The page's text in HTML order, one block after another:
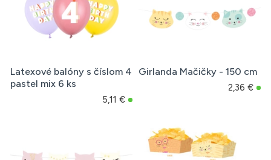
Latexové balóny s číslom 4
pastel mix 6 ks
5,11 €
Girlanda Mačičky - 150 cm
2,36 €